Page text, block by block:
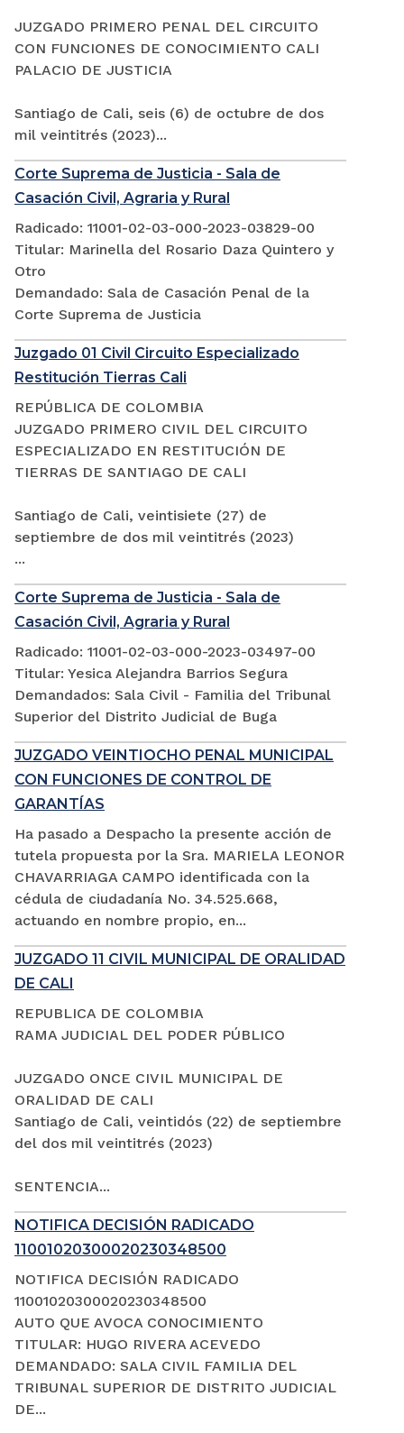
JUZGADO PRIMERO PENAL DEL CIRCUITO
CON FUNCIONES DE CONOCIMIENTO CALI
PALACIO DE JUSTICIA
Santiago de Cali, seis (6) de octubre de dos
mil veintitrés (2023)...
Corte Suprema de Justicia - Sala de
Casación Civil, Agraria y Rural
Radicado: 11001-02-03-000-2023-03829-00
Titular: Marinella del Rosario Daza Quintero y
Otro
Demandado: Sala de Casación Penal de la
Corte Suprema de Justicia
Juzgado 01 Civil Circuito Especializado
Restitución Tierras Cali
REPÚBLICA DE COLOMBIA
JUZGADO PRIMERO CIVIL DEL CIRCUITO
ESPECIALIZADO EN RESTITUCIÓN DE
TIERRAS DE SANTIAGO DE CALI
Santiago de Cali, veintisiete (27) de
septiembre de dos mil veintitrés (2023)
...
Corte Suprema de Justicia - Sala de
Casación Civil, Agraria y Rural
Radicado: 11001-02-03-000-2023-03497-00
Titular: Yesica Alejandra Barrios Segura
Demandados: Sala Civil - Familia del Tribunal
Superior del Distrito Judicial de Buga
JUZGADO VEINTIOCHO PENAL MUNICIPAL
CON FUNCIONES DE CONTROL DE
GARANTÍAS
Ha pasado a Despacho la presente acción de
tutela propuesta por la Sra. MARIELA LEONOR
CHAVARRIAGA CAMPO identificada con la
cédula de ciudadanía No. 34.525.668,
actuando en nombre propio, en...
JUZGADO 11 CIVIL MUNICIPAL DE ORALIDAD
DE CALI
REPUBLICA DE COLOMBIA
RAMA JUDICIAL DEL PODER PÚBLICO
JUZGADO ONCE CIVIL MUNICIPAL DE
ORALIDAD DE CALI
Santiago de Cali, veintidós (22) de septiembre
del dos mil veintitrés (2023)
SENTENCIA...
NOTIFICA DECISIÓN RADICADO
11001020300020230348500
NOTIFICA DECISIÓN RADICADO
11001020300020230348500
AUTO QUE AVOCA CONOCIMIENTO
TITULAR: HUGO RIVERA ACEVEDO
DEMANDADO: SALA CIVIL FAMILIA DEL
TRIBUNAL SUPERIOR DE DISTRITO JUDICIAL
DE...